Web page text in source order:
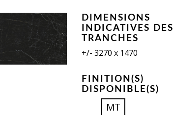
DIMENSIONS
INDICATIVES DES
TRANCHES
+/- 3270 x 1470
FINITION(S)
DISPONIBLE(S)
MT